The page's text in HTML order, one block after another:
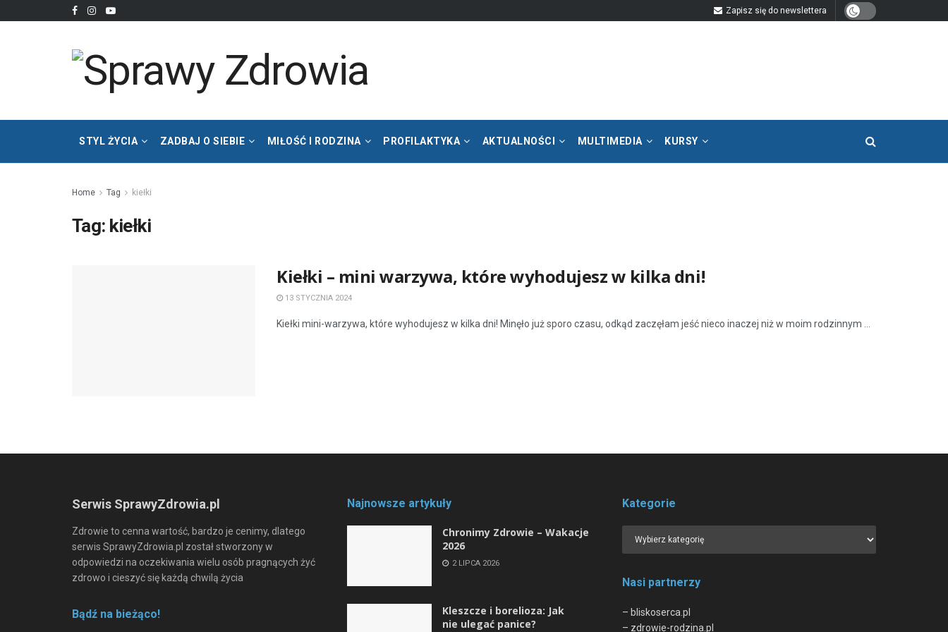
Zapisz się do newslettera
STYL ŻYCIA ZADBAJ O SIEBIE MIŁOŚĆ I RODZINA PROFILAKTYKA AKTUALNOŚCI MULTIMEDIA KURSY
Home Tag kiełki
Tag: kiełki
Kiełki – mini warzywa, które wyhodujesz w kilka dni!
13 STYCZNIA 2024
Kiełki mini-warzywa, które wyhodujesz w kilka dni! Minęło już sporo czasu, odkąd zaczęłam jeść nieco inaczej niż w moim rodzinnym ...
Serwis SprawyZdrowia.pl
Zdrowie to cenna wartość, bardzo je cenimy, dlatego
serwis SprawyZdrowia.pl został stworzony w
odpowiedzi na oczekiwania wielu osób pragnących żyć
zdrowo i cieszyć się każdą chwilą życia
Bądź na bieżąco!
Najnowsze artykuły
Chronimy Zdrowie ­– Wakacje
2026
2 LIPCA 2026
Kleszcze i borelioza: Jak
nie ulegać panice?
Kategorie
Nasi partnerzy
– bliskoserca.pl
– zdrowie-rodzina.pl